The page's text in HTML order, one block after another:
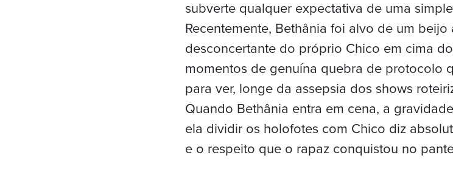
subverte qualquer expectativa de uma
Recentemente, Bethânia foi alvo de um
desconcertante do próprio Chico em cima
momentos de genuína quebra de protocolo
para ver, longe da assepsia dos shows
Quando Bethânia entra em cena, a
ela dividir os holofotes com Chico diz
e o respeito que o rapaz conquistou no